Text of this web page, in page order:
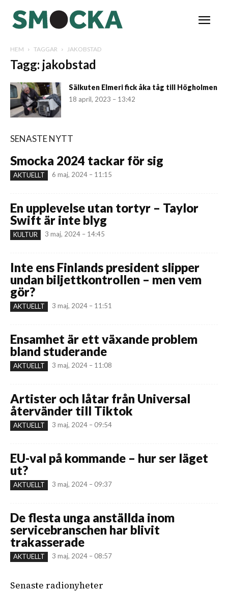
HEM TAGGAR JAKOBSTAD
Tagg: jakobstad
Sälkuten Elmeri fick åka tåg till Högholmen
18 april, 2023 – 13:42
SENASTE NYTT
Smocka 2024 tackar för sig
AKTUELLT 6 maj, 2024 – 11:15
En upplevelse utan tortyr – Taylor
Swift är inte blyg
KULTUR 3 maj, 2024 – 14:45
Inte ens Finlands president slipper
undan biljettkontrollen – men vem
gör?
AKTUELLT 3 maj, 2024 – 11:51
Ensamhet är ett växande problem
bland studerande
AKTUELLT 3 maj, 2024 – 11:08
Artister och låtar från Universal
återvänder till Tiktok
AKTUELLT 3 maj, 2024 – 09:54
EU-val på kommande – hur ser läget
ut?
AKTUELLT 3 maj, 2024 – 09:37
De flesta unga anställda inom
servicebranschen har blivit
trakasserade
AKTUELLT 3 maj, 2024 – 08:57
Senaste radionyheter